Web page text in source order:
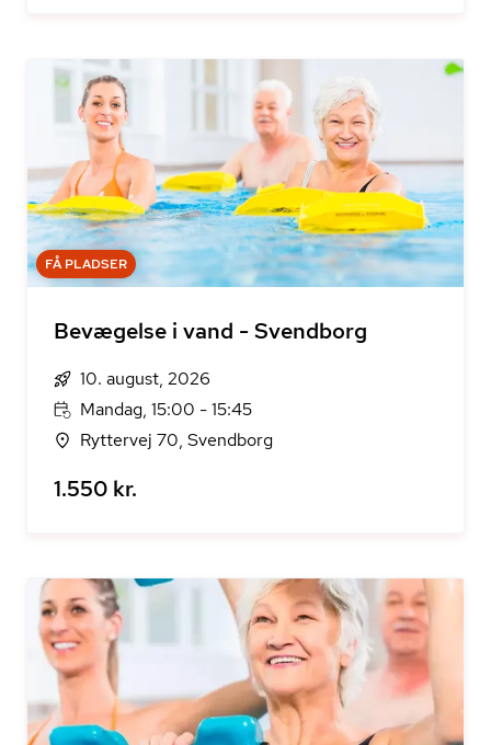
FÅ PLADSER
Bevægelse i vand - Svendborg
10. august, 2026
Mandag, 15:00 - 15:45
Ryttervej 70, Svendborg
1.550 kr.